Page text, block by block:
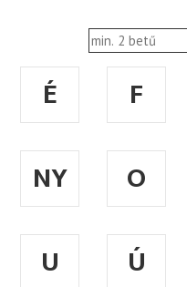
É F
NY O
U Ú